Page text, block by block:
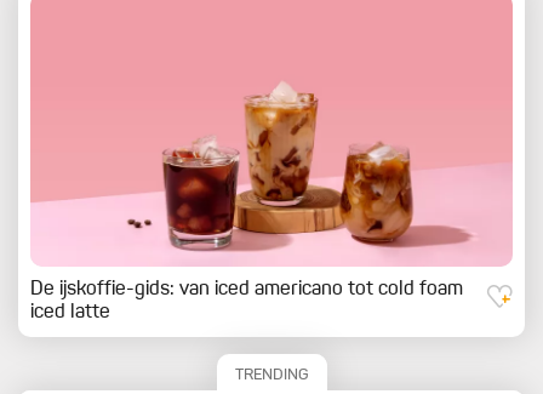
De ijskoffie-gids: van iced americano tot cold foam
iced latte
TRENDING